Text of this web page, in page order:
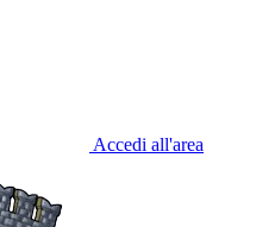
Accedi all'area